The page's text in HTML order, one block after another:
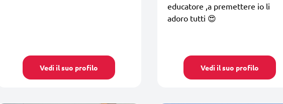
Vedi il suo profilo
educatore ,a premettere io li
adoro tutti 😍
Vedi il suo profilo